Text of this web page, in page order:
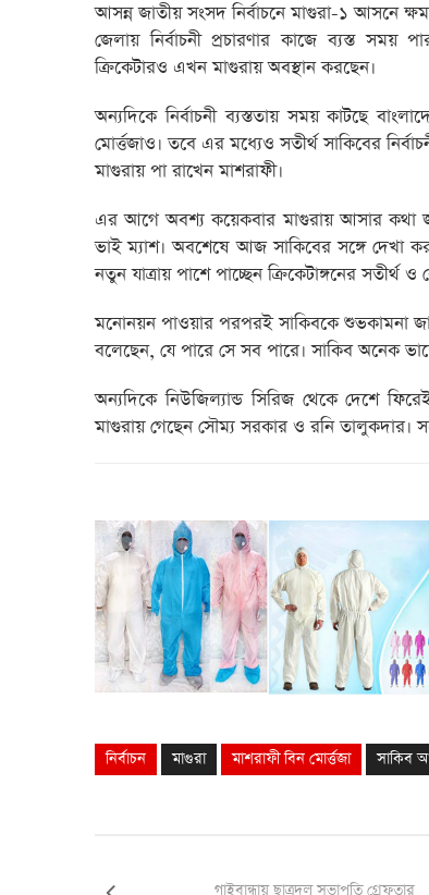
আসন্ন জাতীয় সংসদ নির্বাচনে মাগুরা-১ আসনে
জেলায় নির্বাচনী প্রচারণার কাজে ব্যস্ত
ক্রিকেটারও এখন মাগুরায় অবস্থান করছেন।
অন্যদিকে নির্বাচনী ব্যস্ততায় সময় কাটছে
মোর্ত্তজাও। তবে এর মধ্যেও সতীর্থ সাকিবের
মাগুরায় পা রাখেন মাশরাফী।
এর আগে অবশ্য কয়েকবার মাগুরায় আসার কথা
ভাই ম্যাশ। অবশেষে আজ সাকিবের সঙ্গে দেখা
নতুন যাত্রায় পাশে পাচ্ছেন ক্রিকেটাঙ্গনের সতীর্থ
মনোনয়ন পাওয়ার পরপরই সাকিবকে শুভকামনা
বলেছেন, যে পারে সে সব পারে। সাকিব অনেক
অন্যদিকে নিউজিল্যান্ড সিরিজ থেকে দেশে
মাগুরায় গেছেন সৌম্য সরকার ও রনি তালুকদার।
নির্বাচন মাগুরা মাশরাফী বিন মোর্ত্তজা সাকিব